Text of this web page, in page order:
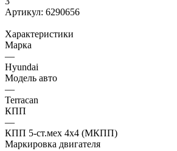
Артикул: 6290656
Характеристики
Марка
—
Hyundai
Модель авто
—
Terracan
КПП
—
КПП 5-ст.мех 4х4 (МКПП)
Маркировка двигателя